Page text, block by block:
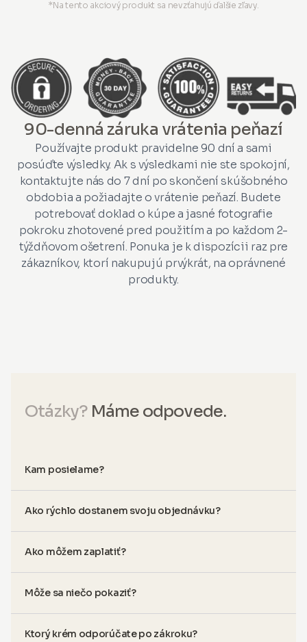
*Na tento akciový produkt sa nevzťahujú ďalšie zľavy.
90-denná záruka vrátenia peňazí
Používajte produkt pravidelne 90 dní a sami
posúďte výsledky. Ak s výsledkami nie ste spokojní,
kontaktujte nás do 7 dní po skončení skúšobného
obdobia a požiadajte o vrátenie peňazí. Budete
potrebovať doklad o kúpe a jasné fotografie
pokroku zhotovené pred použitím a po každom 2-
týždňovom ošetrení. Ponuka je k dispozícii raz pre
zákazníkov, ktorí nakupujú prvýkrát, na oprávnené
produkty.
Otázky? Máme odpovede.
Kam posielame?
Ako rýchlo dostanem svoju objednávku?
Ako môžem zaplatiť?
Môže sa niečo pokaziť?
Ktorý krém odporúčate po zákroku?